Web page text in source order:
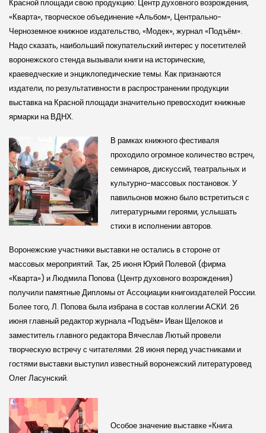
Красной площади свою продукцию: Центр духовного возрождения,
«Кварта», творческое объединение «Альбом», Центрально-
Черноземное книжное издательство, «Модек», журнал «Подъём».
Надо сказать, наибольший покупательский интерес у посетителей
воронежского стенда вызывали книги на исторические,
краеведческие и энциклопедические темы. Как признаются
издатели, по результативности в распространении продукции
выставка на Красной площади значительно превосходит книжные
ярмарки на ВДНХ.
В рамках книжного фестиваля
проходило огромное количество встреч,
семинаров, дискуссий, театральных и
культурно-массовых постановок. У
павильонов можно было встретиться с
литературными героями, услышать
стихи в исполнении авторов.
Воронежские участники выставки не остались в стороне от
массовых мероприятий. Так, 25 июня Юрий Полевой (фирма
«Кварта») и Людмила Попова (Центр духовного возрождения)
получили памятные Дипломы от Ассоциации книгоиздателей России.
Более того, Л. Попова была избрана в состав коллегии АСКИ. 26
июня главный редактор журнала «Подъём» Иван Щелоков и
заместитель главного редактора Вячеслав Лютый провели
творческую встречу с читателями. 28 июня перед участниками и
гостями выставки выступил известный воронежский литературовед
Олег Ласунский.
Особое значение выставке «Книга